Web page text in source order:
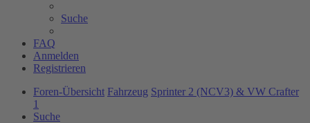
Suche
FAQ
Anmelden
Registrieren
Foren-Übersicht Fahrzeug Sprinter 2 (NCV3) & VW Crafter
1
Suche